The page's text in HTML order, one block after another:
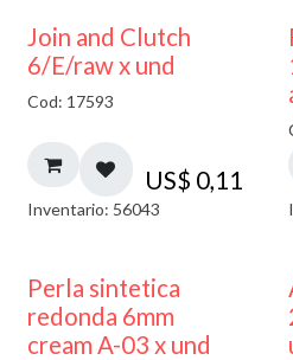
Join and Clutch
6/E/raw x und
Cod: 17593
US$ 0,11
Inventario: 56043
Perla sintetica
redonda 6mm
cream A-03 x und